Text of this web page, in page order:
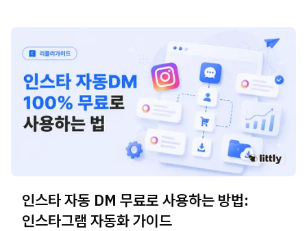
인스타 자동 DM 무료로 사용하는 방법:
인스타그램 자동화 가이드